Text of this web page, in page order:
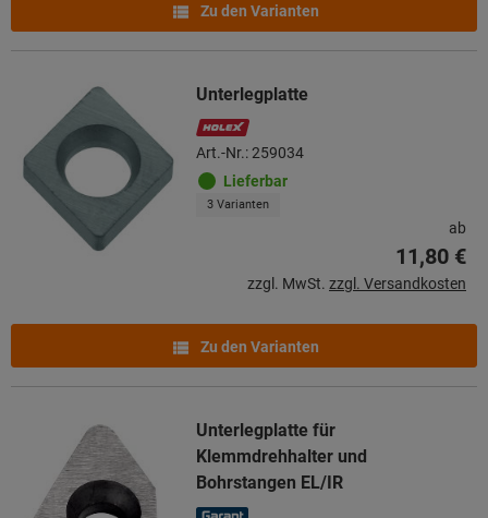
Zu den Varianten
Unterlegplatte
Art.-Nr.: 259034
Lieferbar
3 Varianten
ab
11,80 €
zzgl. MwSt. zzgl. Versandkosten
Zu den Varianten
Unterlegplatte für
Klemmdrehhalter und
Bohrstangen EL/IR